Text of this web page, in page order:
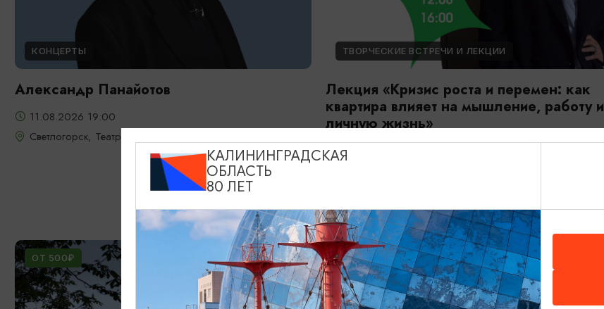
КОНЦЕРТЫ
Александр Панайотов
11.08.2026 19:00
Светлогорск, Театр эстрады «Янтарь-холл»
ТВОРЧЕСКИЕ ВСТРЕЧИ И ЛЕКЦИИ
Лекция «Кризис роста и перемен: как
квартира влияет на мышление, работу и
личную жизнь»
12.08.2026 16:00
ОТ 500₽ ПУШКИНСКАЯ КАРТА БЕСПЛАТНО
КАЛИНИНГРАДСКАЯ
ОБЛАСТЬ
80 ЛЕТ